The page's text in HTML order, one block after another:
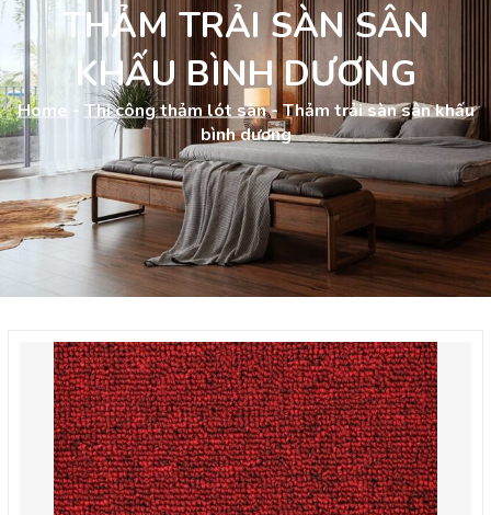
THẢM TRẢI SÀN SÂN
KHẤU BÌNH DƯƠNG
Home - Thi công thảm lót sàn-Thảm trải sàn sân khấu
bình dương